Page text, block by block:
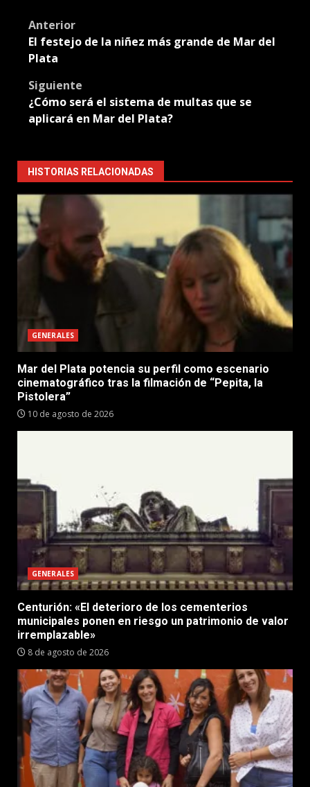
Post
navigation
Anterior
El festejo de la niñez más grande de Mar del
Plata
Siguiente
¿Cómo será el sistema de multas que se
aplicará en Mar del Plata?
HISTORIAS RELACIONADAS
GENERALES
Mar del Plata potencia su perfil como escenario
cinematográfico tras la filmación de “Pepita, la
Pistolera”
10 de agosto de 2026
GENERALES
Centurión: «El deterioro de los cementerios
municipales ponen en riesgo un patrimonio de valor
irremplazable»
8 de agosto de 2026